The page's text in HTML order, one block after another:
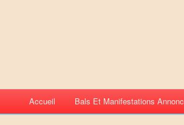
Accueil Bals Et Manifestations